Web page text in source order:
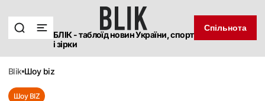
БЛІК - таблоїд новин України, спорт
і зірки
Спільнота
blik шоу biz
Шоу BIZ